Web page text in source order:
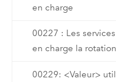
en charge
00227 : Les
en charge la
00229: <Valeur>